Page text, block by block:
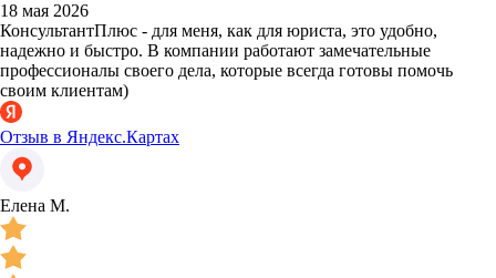
18 мая 2026
КонсультантПлюс - для меня, как для юриста, это удобно,
надежно и быстро. В компании работают замечательные
профессионалы своего дела, которые всегда готовы помочь
своим клиентам)
Отзыв в Яндекс.Картах
Елена М.